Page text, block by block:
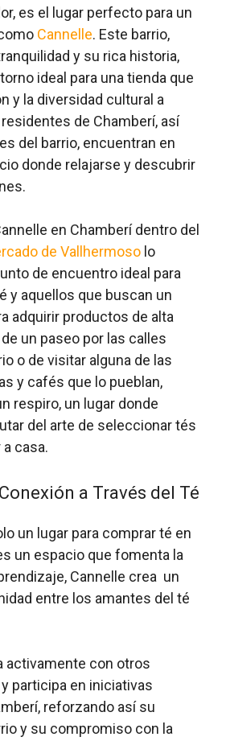
es el lugar perfecto para un
Cannelle. Este barrio,
y su rica historia,
ideal para una tienda que
y la diversidad cultural a
de Chamberí, así
del barrio, encuentran en
donde relajarse y descubrir
en Chamberí dentro del
de Vallhermoso lo
de encuentro ideal para
y aquellos que buscan un
adquirir productos de alta
un paseo por las calles
o de visitar alguna de las
y cafés que lo pueblan,
respiro, un lugar donde
del arte de seleccionar tés
casa.
a Través del Té
un lugar para comprar té en
un espacio que fomenta la
Cannelle crea un
entre los amantes del té
activamente con otros
participa en iniciativas
reforzando así su
y su compromiso con la